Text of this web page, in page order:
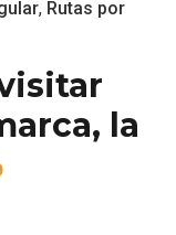
, Rutas por
la